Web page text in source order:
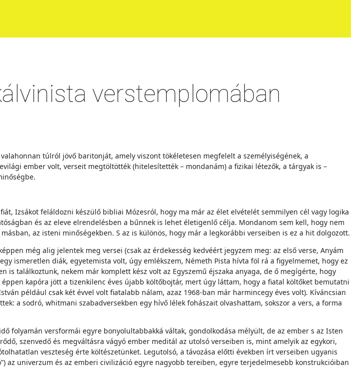
verstemplomában
túlról jövő baritonját, amely viszont tökéletesen megfelelt a személyiségének, a
ember volt, verseit megtöltötték (hitelesítették – mondanám) a fizikai létezők, a tárgyak is –
Izsákot feláldozni készülő bibliai Mózesról, hogy ma már az élet elvételét semmilyen cél vagy logika
és az eleve elrendelésben a bűnnek is lehet életigenlő célja. Mondanom sem kell, hogy nem
az isteni minőségekben. S az is különös, hogy már a legkorábbi verseiben is ez a hit dolgozott.
még alig jelentek meg versei (csak az érdekesség kedvéért jegyzem meg: az első verse, Anyám
ismeretlen diák, egyetemista volt, úgy emlékszem, Németh Pista hívta föl rá a figyelmemet, hogy ez
találkoztunk, nekem már komplett kész volt az Egyszemű éjszaka anyaga, de ő megígérte, hogy
kapóra jött a tizenkilenc éves újabb költőbojtár, mert úgy láttam, hogy a fiatal költőket bemutatni
például csak két évvel volt fiatalabb nálam, azaz 1968-ban már harmincegy éves volt). Kíváncsian
a sodró, whitmani szabadversekben egy hívő lélek fohászait olvashattam, sokszor a vers, a forma
folyamán versformái egyre bonyolultabbakká váltak, gondolkodása mélyült, de az ember s az Isten
szenvedő és megváltásra vágyó ember meditál az utolsó verseiben is, mint amelyik az egykori,
veszteség érte költészetünket. Legutolsó, a távozása előtti években írt verseiben ugyanis
az univerzum és az emberi civilizáció egyre nagyobb tereiben, egyre terjedelmesebb konstrukcióiban